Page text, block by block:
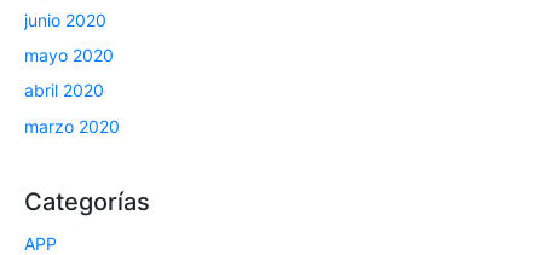
junio 2020
mayo 2020
abril 2020
marzo 2020
Categorías
APP